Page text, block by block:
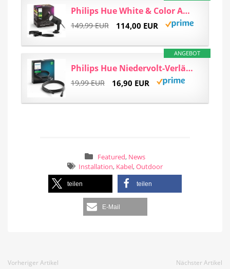
Philips Hue White & Color Ambiance Lily Gartenspot, 40W, 590 lm, Dimmbar, 16 Mio. Farben, Schwarz
149,99 EUR 114,00 EUR
ANGEBOT
Philips Hue Niedervolt-Verlängerungskabel, für alle Hue Niedervolt Aussenleuchten, 5m Kabel
19,99 EUR 16,90 EUR
Featured, News
Installation, Kabel,Outdoor
teilen teilen
E-Mail
Vorheriger Artikel Nächster Artikel